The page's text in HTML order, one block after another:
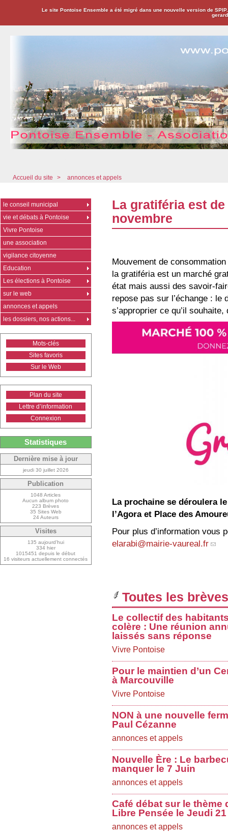
Le site Pontoise Ensemble a été migré dans une nouvelle version de
Accueil du site > annonces et appels
La gratiféria est
novembre
Mouvement de
la gratiféria est un marché
état mais aussi des savoir-
repose pas sur l’échange :
s’approprier ce qu’il
La prochaine se déroulera
l’Agora et Place des
Pour plus d’information vous
elarabi@mairie-vaureal.fr
Toutes les
Le collectif des
colère : Une réunion
laissés sans réponse
Vivre Pontoise
Pour le maintien d’un
à Marcouville
Vivre Pontoise
NON à une nouvelle
Paul Cézanne
annonces et appels
Nouvelle Ère : Le
manquer le 7 Juin
annonces et appels
Café débat sur le
Libre Pensée le Jeudi 21
annonces et appels
le conseil municipal
vie et débats à Pontoise
Vivre Pontoise
une association
vigilance citoyenne
Education
Les élections à Pontoise
sur le web
annonces et appels
les dossiers, nos actions...
Mots-clés
Sites favoris
Sur le Web
Plan du site
Lettre d’information
Connexion
Statistiques
Dernière mise à jour
jeudi 30 juillet 2026
Publication
1048 Articles
Aucun album photo
223 Brèves
35 Sites Web
24 Auteurs
Visites
135 aujourd’hui
334 hier
1015451 depuis le début
16 visiteurs actuellement connectés